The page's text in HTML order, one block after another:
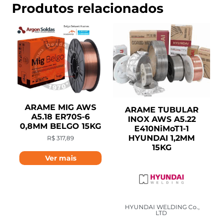
Produtos relacionados
ARAME MIG AWS
A5.18 ER70S-6
0,8MM BELGO 15KG
R$ 317,89
Ver mais
ARAME TUBULAR
INOX AWS A5.22
E410NiMoT1-1
HYUNDAI 1,2MM
15KG
HYUNDAI WELDING Co.,
LTD